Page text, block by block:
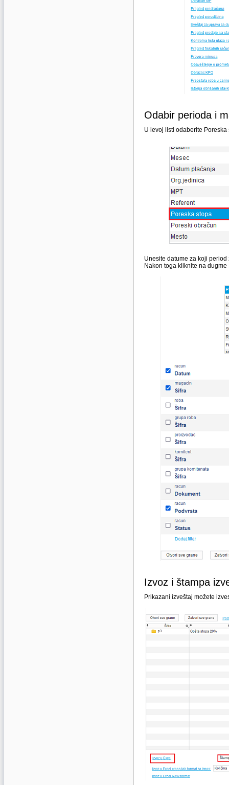
Odabir perioda i
U levoj listi odaberite
Unesite datume za koji
Nakon toga kliknite na dugme
Izvoz i štampa
Prikazani izveštaj možete